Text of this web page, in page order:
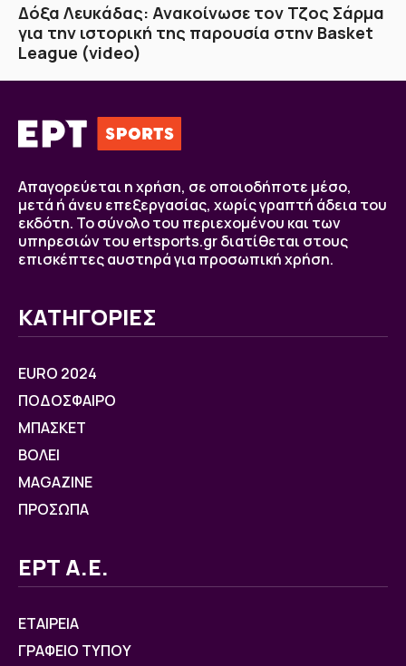
Δόξα Λευκάδας: Ανακοίνωσε τον Τζος Σάρμα
για την ιστορική της παρουσία στην Basket
League (video)
Απαγορεύεται η χρήση, σε οποιοδήποτε μέσο,
μετά ή άνευ επεξεργασίας, χωρίς γραπτή άδεια του
εκδότη. Το σύνολο του περιεχομένου και των
υπηρεσιών του ertsports.gr διατίθεται στους
επισκέπτες αυστηρά για προσωπική χρήση.
ΚΑΤΗΓΟΡΙΕΣ
EURO 2024
ΠΟΔΟΣΦΑΙΡΟ
ΜΠΑΣΚΕΤ
ΒOΛΕΙ
MAGAZINE
ΠΡΟΣΩΠΑ
ΕΡΤ Α.Ε.
ΕΤΑΙΡΕΙΑ
ΓΡΑΦΕΙΟ ΤΥΠΟΥ